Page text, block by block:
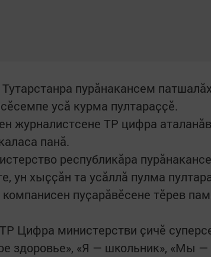
пурӑнакансем
усӑ курма пултараҫҫӗ.
журналистсене ТР цифра
панӑ.
республикӑра
ун хыҫҫӑн та усӑллӑ пулма
компанисен пуҫарӑвӗсене тӗрев
Цифра министерстви ҫичӗ
здоровье», «Я — школьник», «Мы —